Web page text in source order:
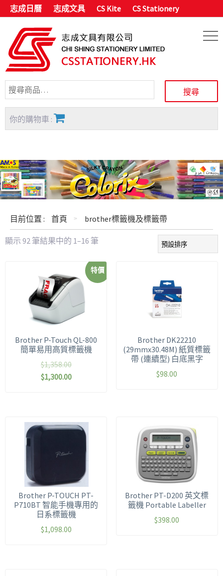
志成日曆 志成文具 CS Kite CS Stationery
你的購物車 :
目前位置 : 首頁 brother標籤機及標籤帶
顯示 92 筆結果中的 1–16 筆
特價
Brother P-Touch QL-800
簡單易用高質標籤機
$1,358.00
$1,300.00
Brother DK22210
(29mmx30.48M) 紙質標籤
帶 (連續型) 白底黑字
$98.00
Brother P-TOUCH PT-
P710BT 智能手機專用的
日系標籤機
$1,098.00
Brother PT-D200 英文標
籤機 Portable Labeller
$398.00